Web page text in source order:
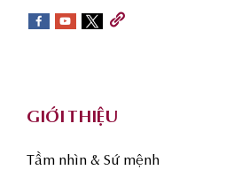
sidebar
GIỚI THIỆU
Tầm nhìn & Sứ mệnh